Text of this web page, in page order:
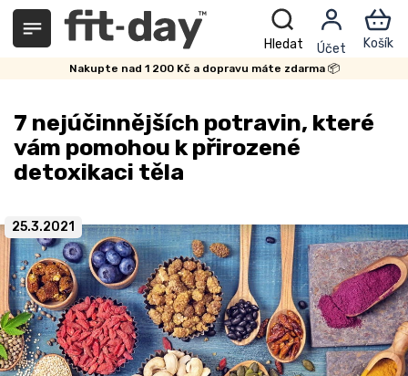
Přejít
obsah
Nakupte nad 1 200 Kč a dopravu máte zdarma 📦
7 nejúčinnějších potravin, které
vám pomohou k přirozené
detoxikaci těla
25.3.2021